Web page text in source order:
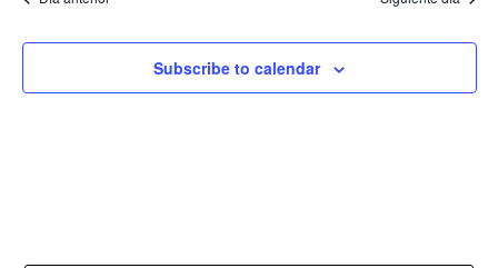
Subscribe to calendar